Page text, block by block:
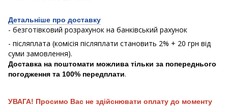
Детальніше про доставку
- безготівковий розрахунок на банківський рахунок
- післяплата (комісія післяплати становить 2% + 20 грн від
суми замовлення).
Доставка на поштомати можлива тільки за попереднього
погодження та 100% передплати.
УВАГА! Просимо Вас не здійснювати оплату до моменту